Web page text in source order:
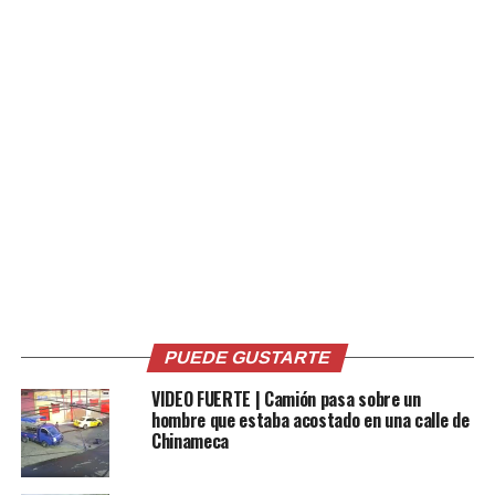
PUEDE GUSTARTE
VIDEO FUERTE | Camión pasa sobre un
hombre que estaba acostado en una calle de
Chinameca